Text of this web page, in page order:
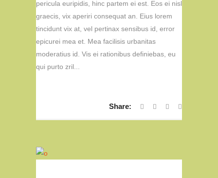
pericula euripidis, hinc partem ei est. Eos ei nisl
graecis, vix aperiri consequat an. Eius lorem
tincidunt vix at, vel pertinax sensibus id, error
epicurei mea et. Mea facilisis urbanitas
moderatius id. Vis ei rationibus definiebas, eu
qui purto zril...
Share: